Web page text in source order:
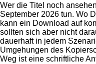
Wer die Titel noch
September 2026 tun. Wo
kann ein Download auf
sollten sich aber nicht
dauerhaft in jedem
Umgehungen des
Weg ist eine schriftliche